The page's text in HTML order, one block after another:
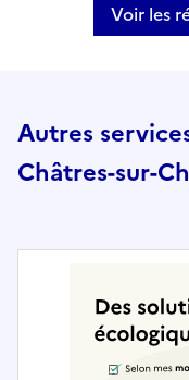
Voir les
Autres
Châtres-sur-